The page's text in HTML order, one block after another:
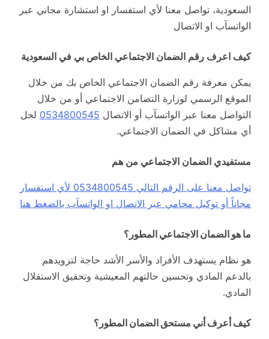
السعودية، تواصل معنا لأي استفسار او استشارة مجاني عبر
الواتسآب او الاتصال
كيف اعرف رقم الضمان الاجتماعي الخاص بي في السعودية
يمكن معرفة رقم الضمان الاجتماعي الخاص بك من خلال
الموقع الرسمي لوزارة التضامن الاجتماعي أو من خلال
التواصل معنا عبر الواتسآب أو الاتصال 0534800545 لحل
أي مشاكل في الضمان الاجتماعي.
مستفيدي الضمان الاجتماعي من هم
تواصل معنا على الرقم التالي 0534800545 لأي استفسار
مجاناً أو توكيل محامي عبر الاتصال او الواتسآب بالضغط هنا
ما هو الضمان الاجتماعي المطور؟
هو نظام يستهدف الأفراد والأسر الأشد حاجة لتزويدهم
بالدعم المادي وتحسين حالتهم المعيشية وتحقيق الاستقلال
المادي.
كيف أعرف أني مستحق الضمان المطور؟